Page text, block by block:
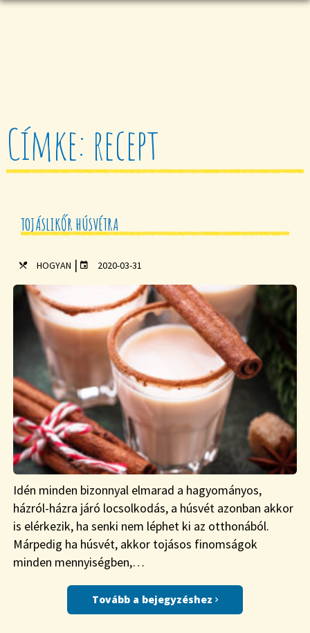
Címke: recept
TOJÁSLIKŐR HÚSVÉTRA
HOGYAN | 2020-03-31
Idén minden bizonnyal elmarad a hagyományos,
házról-házra járó locsolkodás, a húsvét azonban akkor
is elérkezik, ha senki nem léphet ki az otthonából.
Márpedig ha húsvét, akkor tojásos finomságok
minden mennyiségben,…
Tovább a bejegyzéshez